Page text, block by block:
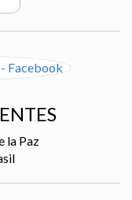
la Paz